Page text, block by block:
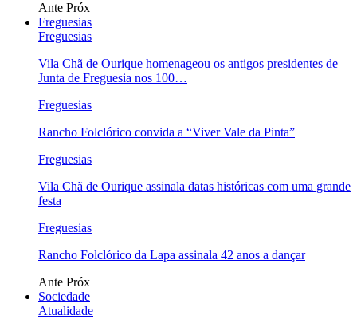
Ante Próx
Freguesias
Freguesias
Vila Chã de Ourique homenageou os antigos presidentes de
Junta de Freguesia nos 100…
Freguesias
Rancho Folclórico convida a “Viver Vale da Pinta”
Freguesias
Vila Chã de Ourique assinala datas históricas com uma grande
festa
Freguesias
Rancho Folclórico da Lapa assinala 42 anos a dançar
Ante Próx
Sociedade
Atualidade